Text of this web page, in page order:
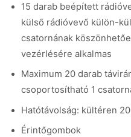
15 darab beépített
külső rádióvevő külön-
csatornának
vezérlésére alkalmas
Maximum 20 darab
csoportosítható 1
Hatótávolság: kültéren
Érintőgombok